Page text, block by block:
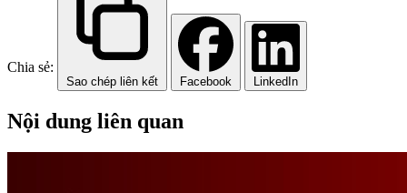
Chia sẻ:
Sao chép liên kết Facebook LinkedIn
Nội dung liên quan